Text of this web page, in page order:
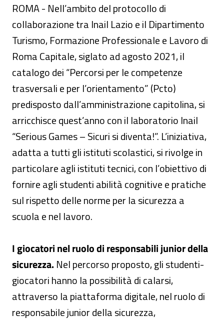
ROMA - Nell’ambito del protocollo di
collaborazione tra Inail Lazio e il Dipartimento
Turismo, Formazione Professionale e Lavoro di
Roma Capitale, siglato ad agosto 2021, il
catalogo dei “Percorsi per le competenze
trasversali e per l’orientamento” (Pcto)
predisposto dall’amministrazione capitolina, si
arricchisce quest’anno con il laboratorio Inail
“Serious Games – Sicuri si diventa!”. L’iniziativa,
adatta a tutti gli istituti scolastici, si rivolge in
particolare agli istituti tecnici, con l’obiettivo di
fornire agli studenti abilità cognitive e pratiche
sul rispetto delle norme per la sicurezza a
scuola e nel lavoro.
I giocatori nel ruolo di responsabili junior della
sicurezza. Nel percorso proposto, gli studenti-
giocatori hanno la possibilità di calarsi,
attraverso la piattaforma digitale, nel ruolo di
responsabile junior della sicurezza,